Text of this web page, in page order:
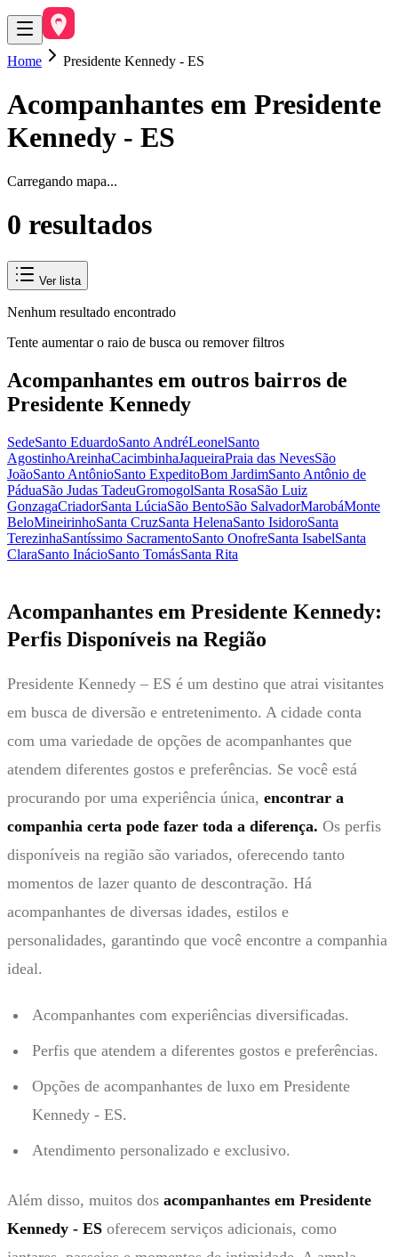
Home Presidente Kennedy - ES
Acompanhantes em Presidente
Kennedy - ES
Carregando mapa...
0 resultados
Ver lista
Nenhum resultado encontrado
Tente aumentar o raio de busca ou remover filtros
Acompanhantes em outros bairros de
Presidente Kennedy
SedeSanto EduardoSanto AndréLeonelSanto
AgostinhoAreinhaCacimbinhaJaqueiraPraia das NevesSão
JoãoSanto AntônioSanto ExpeditoBom JardimSanto Antônio de
PáduaSão Judas TadeuGromogolSanta RosaSão Luiz
GonzagaCriadorSanta LúciaSão BentoSão SalvadorMarobáMonte
BeloMineirinhoSanta CruzSanta HelenaSanto IsidoroSanta
TerezinhaSantíssimo SacramentoSanto OnofreSanta IsabelSanta
ClaraSanto InácioSanto TomásSanta Rita
Acompanhantes em Presidente Kennedy:
Perfis Disponíveis na Região
Presidente Kennedy – ES é um destino que atrai visitantes
em busca de diversão e entretenimento. A cidade conta
com uma variedade de opções de acompanhantes que
atendem diferentes gostos e preferências. Se você está
procurando por uma experiência única, encontrar a
companhia certa pode fazer toda a diferença. Os perfis
disponíveis na região são variados, oferecendo tanto
momentos de lazer quanto de descontração. Há
acompanhantes de diversas idades, estilos e
personalidades, garantindo que você encontre a companhia
ideal.
Acompanhantes com experiências diversificadas.
Perfis que atendem a diferentes gostos e preferências.
Opções de acompanhantes de luxo em Presidente
Kennedy - ES.
Atendimento personalizado e exclusivo.
Além disso, muitos dos acompanhantes em Presidente
Kennedy - ES oferecem serviços adicionais, como